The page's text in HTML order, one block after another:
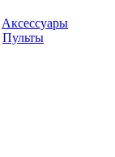
Аксессуары
Пульты